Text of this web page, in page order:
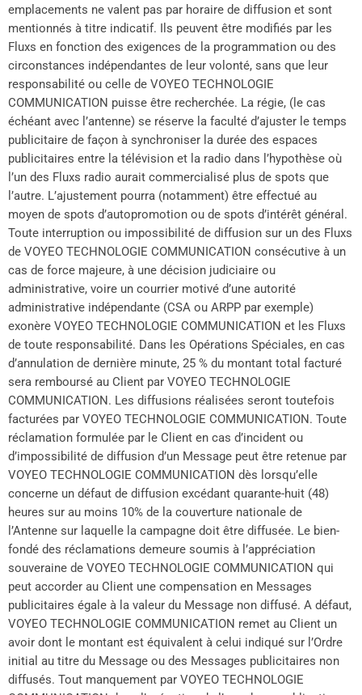
emplacements ne valent pas par horaire de diffusion et sont
mentionnés à titre indicatif. Ils peuvent être modifiés par les
Fluxs en fonction des exigences de la programmation ou des
circonstances indépendantes de leur volonté, sans que leur
responsabilité ou celle de VOYEO TECHNOLOGIE
COMMUNICATION puisse être recherchée. La régie, (le cas
échéant avec l’antenne) se réserve la faculté d’ajuster le temps
publicitaire de façon à synchroniser la durée des espaces
publicitaires entre la télévision et la radio dans l’hypothèse où
l’un des Fluxs radio aurait commercialisé plus de spots que
l’autre. L’ajustement pourra (notamment) être effectué au
moyen de spots d’autopromotion ou de spots d’intérêt général.
Toute interruption ou impossibilité de diffusion sur un des Fluxs
de VOYEO TECHNOLOGIE COMMUNICATION consécutive à un
cas de force majeure, à une décision judiciaire ou
administrative, voire un courrier motivé d’une autorité
administrative indépendante (CSA ou ARPP par exemple)
exonère VOYEO TECHNOLOGIE COMMUNICATION et les Fluxs
de toute responsabilité. Dans les Opérations Spéciales, en cas
d’annulation de dernière minute, 25 % du montant total facturé
sera remboursé au Client par VOYEO TECHNOLOGIE
COMMUNICATION. Les diffusions réalisées seront toutefois
facturées par VOYEO TECHNOLOGIE COMMUNICATION. Toute
réclamation formulée par le Client en cas d’incident ou
d’impossibilité de diffusion d’un Message peut être retenue par
VOYEO TECHNOLOGIE COMMUNICATION dès lorsqu’elle
concerne un défaut de diffusion excédant quarante-huit (48)
heures sur au moins 10% de la couverture nationale de
l’Antenne sur laquelle la campagne doit être diffusée. Le bien-
fondé des réclamations demeure soumis à l’appréciation
souveraine de VOYEO TECHNOLOGIE COMMUNICATION qui
peut accorder au Client une compensation en Messages
publicitaires égale à la valeur du Message non diffusé. A défaut,
VOYEO TECHNOLOGIE COMMUNICATION remet au Client un
avoir dont le montant est équivalent à celui indiqué sur l’Ordre
initial au titre du Message ou des Messages publicitaires non
diffusés. Tout manquement par VOYEO TECHNOLOGIE